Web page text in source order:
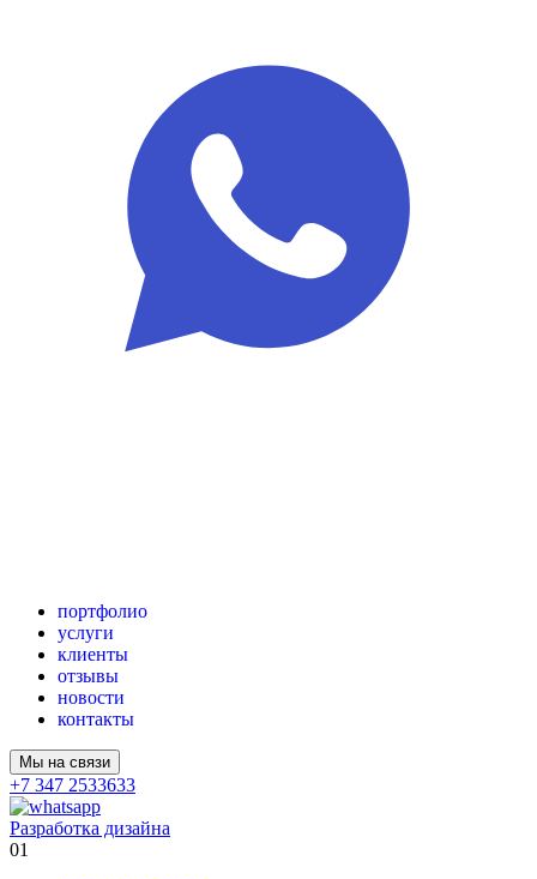
портфолио
услуги
клиенты
отзывы
новости
контакты
Мы на связи
+7 347 2533633
Разработка дизайна
01